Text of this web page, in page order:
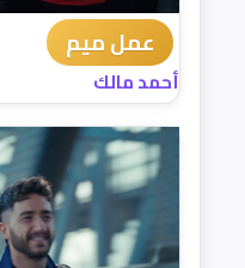
عمل ميم
أحمد مالك